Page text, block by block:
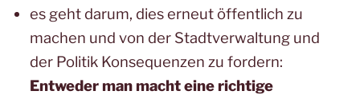
es geht darum, dies erneut öffentlich zu
machen und von der Stadtverwaltung und
der Politik Konsequenzen zu fordern:
Entweder man macht eine richtige